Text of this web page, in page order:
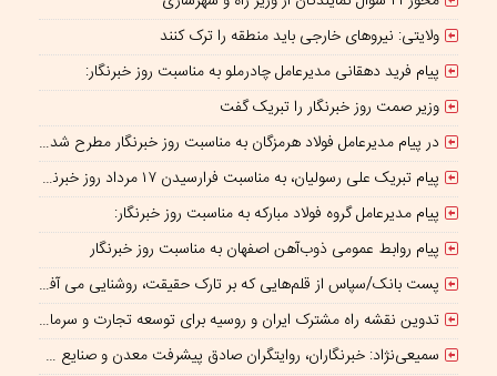
ولایتی: نیروهای خارجی باید منطقه را ترک کنند
پیام فرید دهقانی مدیرعامل چادرملو به مناسبت روز خبرنگار:
وزیر صمت روز خبرنگار را تبریک گفت
در پیام مدیرعامل فولاد هرمزگان به مناسبت روز خبرنگار مطرح شد؛ همراهی رسانه با جهاد تولید، سرمایه‌ای برای پیشرفت کشور است
پیام تبریک علی رسولیان، به مناسبت فرارسیدن ۱۷ مرداد روز خبرنگار
پیام مدیرعامل گروه فولاد مبارکه به مناسبت روز خبرنگار:
پیام روابط عمومی ذوب‌آهن اصفهان به مناسبت روز خبرنگار
پست بانک/سپاس از قلم‌هایی که بر تارک حقیقت، روشنایی می‌ آفرینند
تدوین نقشه راه مشترک ایران و روسیه برای توسعه تجارت و سرمایه‌گذاری صنعتی
سمیعی‌نژاد: خبرنگاران، روایتگران صادق پیشرفت معدن و صنایع معدنی هستند